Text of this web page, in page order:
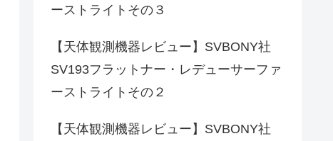
ーストライトその３
【天体観測機器レビュー】SVBONY社
SV193フラットナー・レデューサーファ
ーストライトその２
【天体観測機器レビュー】SVBONY社